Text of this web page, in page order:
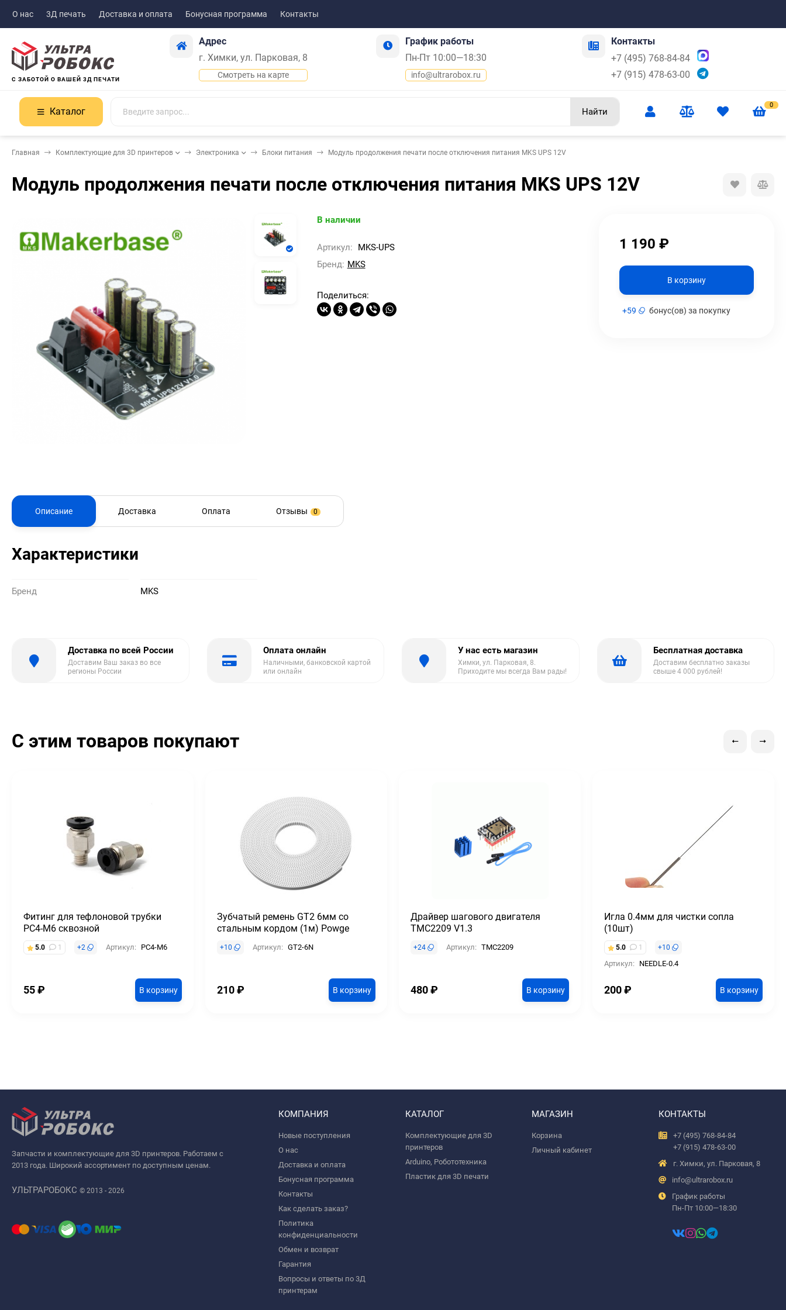
О нас 3Д печать Доставка и оплата Бонусная программа Контакты
С ЗАБОТОЙ О ВАШЕЙ 3Д ПЕЧАТИ
Адрес
г. Химки, ул. Парковая, 8
Смотреть на карте
График работы
Пн-Пт 10:00—18:30
info@ultrarobox.ru
Контакты
+7 (495) 768-84-84
+7 (915) 478-63-00
Каталог Найти
0
Главная Комплектующие для 3D принтеров Электроника Блоки питания Модуль продолжения печати после отключения питания MKS UPS 12V
Модуль продолжения печати после отключения питания MKS UPS 12V
В наличии
Артикул:
MKS-UPS
Бренд: MKS
Поделиться:
1 190 ₽
В корзину
+59 бонус(ов) за покупку
Описание Доставка Оплата Отзывы 0
Характеристики
Бренд MKS
Доставка по всей России
Доставим Ваш заказ во все
регионы России
Оплата онлайн
Наличными, банковской картой
или онлайн
У нас есть магазин
Химки, ул. Парковая, 8.
Приходите мы всегда Вам рады!
Бесплатная доставка
Доставим бесплатно заказы
свыше 4 000 рублей!
С этим товаров покупают
Фитинг для тефлоновой трубки
PC4-M6 сквозной
5.0 1 +2 Артикул: PC4-M6
55₽ В корзину
Зубчатый ремень GT2 6мм со
стальным кордом (1м) Powge
+10 Артикул: GT2-6N
210₽ В корзину
Драйвер шагового двигателя
TMC2209 V1.3
+24 Артикул: TMC2209
480₽ В корзину
Игла 0.4мм для чистки сопла
(10шт)
5.0 1 +10
Артикул: NEEDLE-0.4
200₽ В корзину
Запчасти и комплектующие для 3D принтеров. Работаем с
2013 года. Широкий ассортимент по доступным ценам.
УЛЬТРАРОБОКС © 2013 - 2026
КОМПАНИЯ
Новые поступления
О нас
Доставка и оплата
Бонусная программа
Контакты
Как сделать заказ?
Политика
конфиденциальности
Обмен и возврат
Гарантия
Вопросы и ответы по 3Д
принтерам
КАТАЛОГ
Комплектующие для 3D
принтеров
Arduino, Робототехника
Пластик для 3D печати
МАГАЗИН
Корзина
Личный кабинет
КОНТАКТЫ
+7 (495) 768-84-84
+7 (915) 478-63-00
г. Химки, ул. Парковая, 8
info@ultrarobox.ru
График работы
Пн-Пт 10:00—18:30